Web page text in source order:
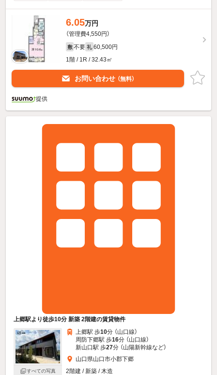
6.05万円
（管理費4,550円）
敷 不要 礼 60,500円
1階 / 1R / 32.43㎡
お問い合わせ （無料）
提供
上郷駅より徒歩10分 新築 2階建の賃貸物件
すべての写真
上郷駅 歩10分 （山口線）
周防下郷駅 歩16分 （山口線）
新山口駅 歩27分 （山陽新幹線など）
山口県山口市小郡下郷
2階建 / 新築 / 木造